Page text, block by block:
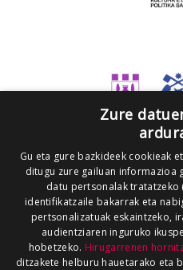
Zure
Gu eta gure bazkideek cookieak
ditugu zure gailuan informazioa
datu pertsonalak tratatzeko
identifikatzaile bakarrak eta
pertsonalizatuak eskaintzeko,
audientziaren inguruko
hobetzeko. Hirugarrenen
ditzakete helburu hauetarako eta